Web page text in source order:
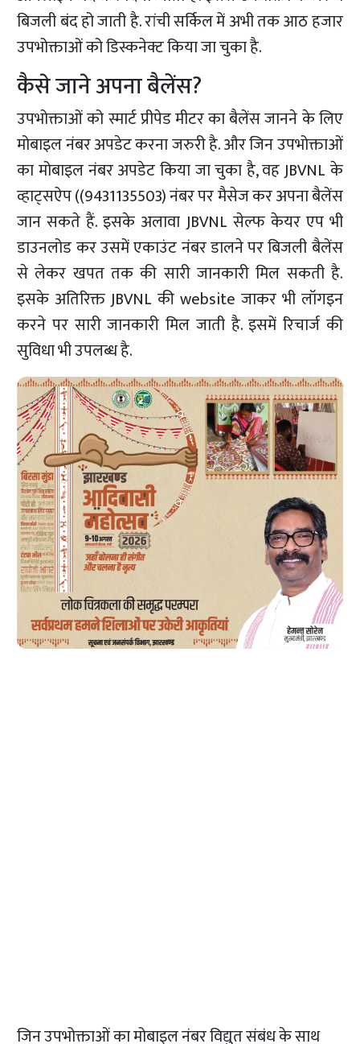
बिजली बंद हो जाती है. रांची सर्किल में अभी तक आठ हजार
उपभोक्ताओं को डिस्कनेक्ट किया जा चुका है.
कैसे जाने अपना बैलेंस?
उपभोक्ताओं को स्मार्ट प्रीपेड मीटर का बैलेंस जानने के लिए
मोबाइल नंबर अपडेट करना जरुरी है. और जिन उपभोक्ताओं
का मोबाइल नंबर अपडेट किया जा चुका है, वह JBVNL के
व्हाट्सऐप ((9431135503) नंबर पर मैसेज कर अपना बैलेंस
जान सकते हैं. इसके अलावा JBVNL सेल्फ केयर एप भी
डाउनलोड कर उसमें एकाउंट नंबर डालने पर बिजली बैलेंस
से लेकर खपत तक की सारी जानकारी मिल सकती है.
इसके अतिरिक्त JBVNL की website जाकर भी लॉगइन
करने पर सारी जानकारी मिल जाती है. इसमें रिचार्ज की
सुविधा भी उपलब्ध है.
जिन उपभोक्ताओं का मोबाइल नंबर विद्युत संबंध के साथ